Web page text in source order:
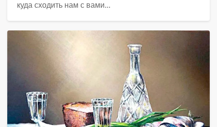
куда сходить нам с вами...